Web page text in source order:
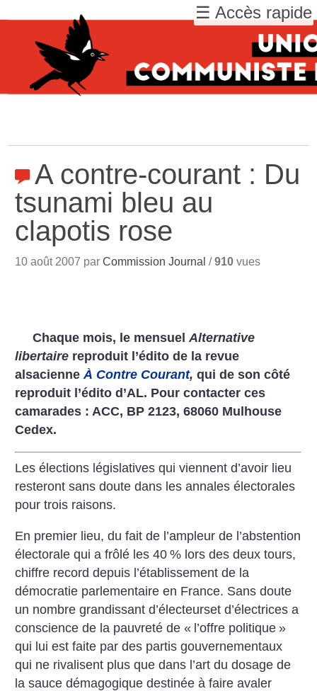
A contre-courant : Du
tsunami bleu au
clapotis rose
10 août 2007 parCommission Journal /910 vues
Chaque mois, le mensuelAlternative
libertaire reproduit l’édito de la revue
alsacienneÀ Contre Courant, qui de son côté
reproduit l’édito d’AL. Pour contacter ces
camarades : ACC, BP 2123, 68060 Mulhouse
Cedex.
Les élections législatives qui viennent d’avoir lieu
resteront sans doute dans les annales électorales
pour trois raisons.
En premier lieu, du fait de l’ampleur de l’abstention
électorale qui a frôlé les 40 % lors des deux tours,
chiffre record depuis l’établissement de la
démocratie parlementaire en France. Sans doute
un nombre grandissant d’électeurset d’électrices a
conscience de la pauvreté de « l’offre politique »
qui lui est faite par des partis gouvernementaux
qui ne rivalisent plus que dans l’art du dosage de
la sauce démagogique destinée à faire avaler
☰ Accès rapide